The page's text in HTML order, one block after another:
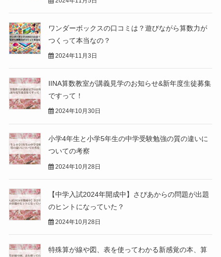
ワンダーボックスの口コミは？遊びながら算数力が
つくって本当なの？
2024年11月3日
IINA算数教室が講義見学のお知らせ&新年度生徒募集
ですって！
2024年10月30日
小学4年生と小学5年生の中学受験勉強の質の違いに
ついての考察
2024年10月28日
【中学入試2024年開成中】さぴあからの問題が出題
のヒントになっていた？
2024年10月28日
特殊算が線や図、表を使ってわかる新感覚の本、算